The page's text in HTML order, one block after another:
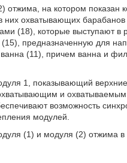
отжима, на котором показан
охватывающих
(18), которые выступают в
предназначенную для
(11), причем ванна и
1, показывающий
и
возможность
модулей.
(1) и модуля (2) отжима